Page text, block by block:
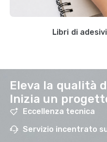
Libri di
Eleva la qualità
Inizia un
Eccellenza tecnica
Servizio incentrato